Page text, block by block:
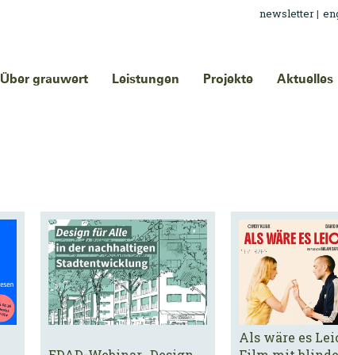
Über grauwert Leistungen Projekte Aktuelles
newsletter|
Als wäre es